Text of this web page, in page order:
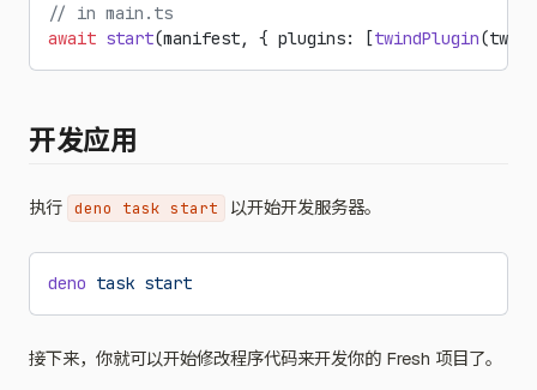
// in main.ts
await start(manifest, { plugins: [twindPlugin
开发应用
执行 deno task start 以开始开发服务器。
deno task start
接下来，你就可以开始修改程序代码来开发你的 Fresh 项目了。